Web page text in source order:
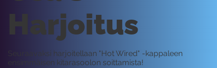
Harjoitus
Seuraavaksi harjoitellaan "Hot Wired" -kappaleen
ensimmäisen kitarasoolon soittamista!